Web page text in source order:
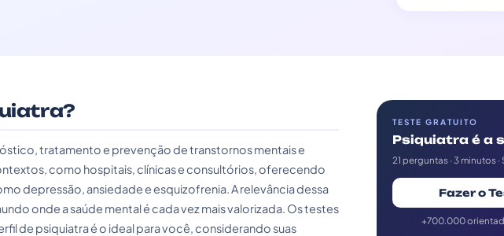
tratamento e prevenção de transtornos mentais e
como hospitais, clínicas e consultórios, oferecendo
depressão, ansiedade e esquizofrenia. A relevância dessa
onde a saúde mental é cada vez mais valorizada. Os testes
de psiquiatra é o ideal para você, considerando suas
TESTE GRATUITO
Psiquiatra é a
21 perguntas · 3 minutos
Fazer o
+700.000